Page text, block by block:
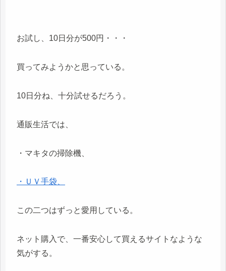
お試し、10日分が500円・・・
買ってみようかと思っている。
10日分ね、十分試せるだろう。
通販生活では、
・マキタの掃除機、
・ＵＶ手袋、
この二つはずっと愛用している。
ネット購入で、一番安心して買えるサイトなような
気がする。